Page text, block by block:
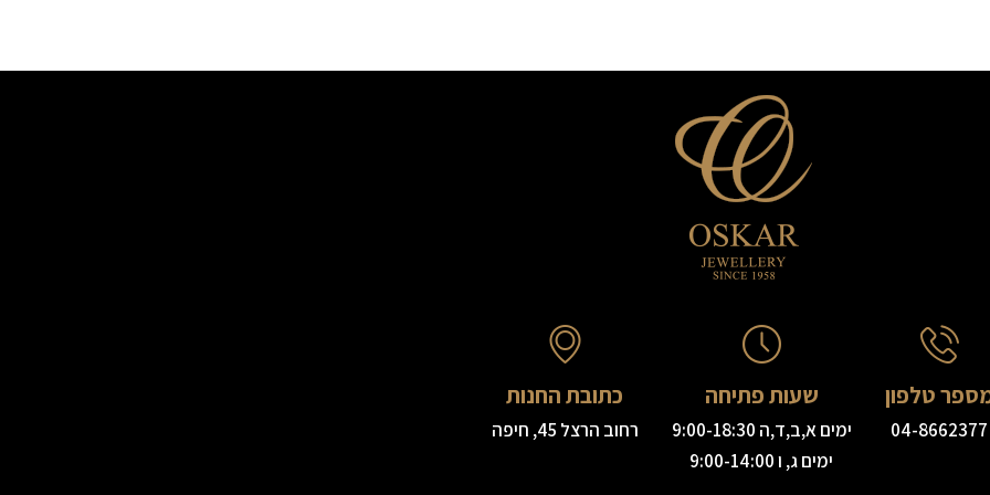
טלפון
04-8662377
שעות פתיחה
ימים א,ב,ד,ה 9:00-18:30
ימים ג, ו 9:00-14:00
כתובת החנות
רחוב הרצל 45, חיפה